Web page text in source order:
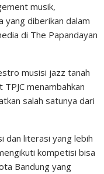
musik,
diberikan dalam
di The Papandayan
musisi jazz tanah
menambahkan
salah satunya dari
dan literasi yang lebih
kompetisi bisa
Bandung yang